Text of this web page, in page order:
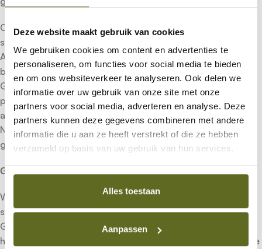
Deze website maakt gebruik van cookies
We gebruiken cookies om content en advertenties te
personaliseren, om functies voor social media te bieden
en om ons websiteverkeer te analyseren. Ook delen we
informatie over uw gebruik van onze site met onze
partners voor social media, adverteren en analyse. Deze
partners kunnen deze gegevens combineren met andere
informatie die u aan ze heeft verstrekt of die ze hebben
verzameld op basis van uw gebruik van hun services.
Alles toestaan
Aanpassen
Op basis van de gecombineerde gegevens worden
segmenten samengesteld ten behoeve van adverteerders.
Adverteerders kunnen dan gericht advertenties tonen aan
bepaalde groepen voor hen interessante bezoekers.
Gegevens over individueel bezoekgedrag of andere
persoonsgegevens worden nooit gedeeld met
adverteerders of andere derden. De privacystatement van
New World Ninjas is van toepassing op deze
gecombineerde gegevens.
Google Analytics
Wij maken gebruik van Google Analytics, een webanalyse-
service die wordt aangeboden door Google Inc. (“Google”).
Google Analytics maakt gebruik van cookies om ons te
helpen analyseren hoe gebruikers de Website gebruiken. De